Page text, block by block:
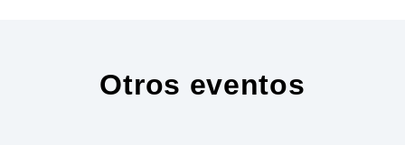
Otros eventos